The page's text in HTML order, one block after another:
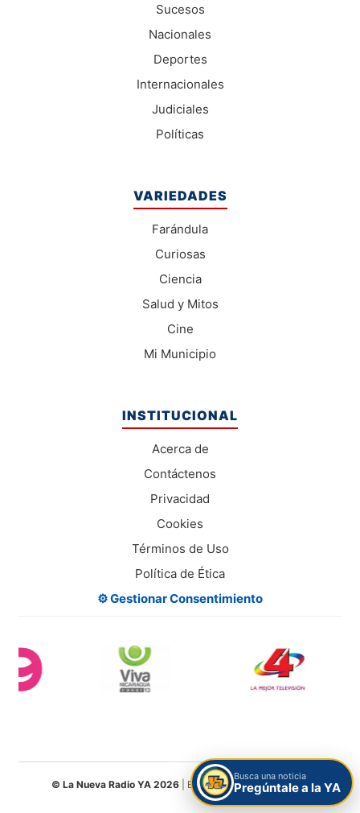
Busca una noticia
Pregúntale a la YA
Sucesos
Nacionales
Deportes
Internacionales
Judiciales
Políticas
VARIEDADES
Farándula
Curiosas
Ciencia
Salud y Mitos
Cine
Mi Municipio
INSTITUCIONAL
Acerca de
Contáctenos
Privacidad
Cookies
Términos de Uso
Política de Ética
⚙️ Gestionar Consentimiento
© La Nueva Radio YA 2026 | Entretenimiento Digital S.A.